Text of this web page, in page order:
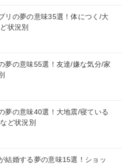
リの夢の意味35選！体につく/大
状況別
夢の意味55選！友達/嫌な気分/家
夢の意味40選！大地震/寝ている
ど状況別
結婚する夢の意味15選！ショッ